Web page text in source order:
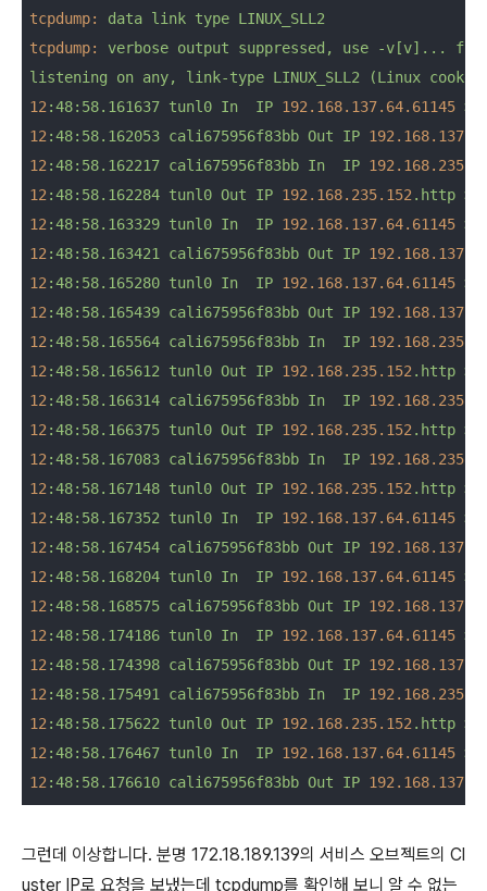
tcpdump:
data link type LINUX_SLL2
tcpdump:
verbose output suppressed, use -v[v]...
for
listening
on any, link-type LINUX_SLL2 (Linux cooked
12 :48:58.161637 tunl0 In IP 192.168.137.64.61145 >
12 :48:58.162053 cali675956f83bb Out IP 192.168.137
12 :48:58.162217 cali675956f83bb In IP 192.168.235
12 :48:58.162284 tunl0 Out IP 192.168.235.152 .http >
12 :48:58.163329 tunl0 In IP 192.168.137.64.61145 >
12 :48:58.163421 cali675956f83bb Out IP 192.168.137
12 :48:58.165280 tunl0 In IP 192.168.137.64.61145 >
12 :48:58.165439 cali675956f83bb Out IP 192.168.137
12 :48:58.165564 cali675956f83bb In IP 192.168.235
12 :48:58.165612 tunl0 Out IP 192.168.235.152 .http >
12 :48:58.166314 cali675956f83bb In IP 192.168.235
12 :48:58.166375 tunl0 Out IP 192.168.235.152 .http >
12 :48:58.167083 cali675956f83bb In IP 192.168.235
12 :48:58.167148 tunl0 Out IP 192.168.235.152 .http >
12 :48:58.167352 tunl0 In IP 192.168.137.64.61145 >
12 :48:58.167454 cali675956f83bb Out IP 192.168.137
12 :48:58.168204 tunl0 In IP 192.168.137.64.61145 >
12 :48:58.168575 cali675956f83bb Out IP 192.168.137
12 :48:58.174186 tunl0 In IP 192.168.137.64.61145 >
12 :48:58.174398 cali675956f83bb Out IP 192.168.137
12 :48:58.175491 cali675956f83bb In IP 192.168.235
12 :48:58.175622 tunl0 Out IP 192.168.235.152 .http >
12 :48:58.176467 tunl0 In IP 192.168.137.64.61145 >
12 :48:58.176610 cali675956f83bb Out IP 192.168.137
그런데 이상합니다. 분명 172.18.189.139의 서비스 오브젝트의 Cl
uster IP로 요청을 보냈는데 tcpdump를 확인해 보니 알 수 없는